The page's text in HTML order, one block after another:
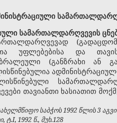
სამართალდარღვევის
უფლებებისა და
ბრალეული (განზრახი ან
თავიანთი ხასიათით
საბჭოს 1992 წლის 3
ტ.I, 1992 წ., მუხ.128